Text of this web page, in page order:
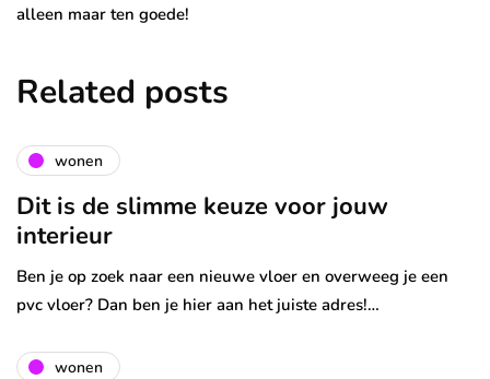
alleen maar ten goede!
Related posts
wonen
Dit is de slimme keuze voor jouw
interieur
Ben je op zoek naar een nieuwe vloer en overweeg je een
pvc vloer? Dan ben je hier aan het juiste adres!…
wonen